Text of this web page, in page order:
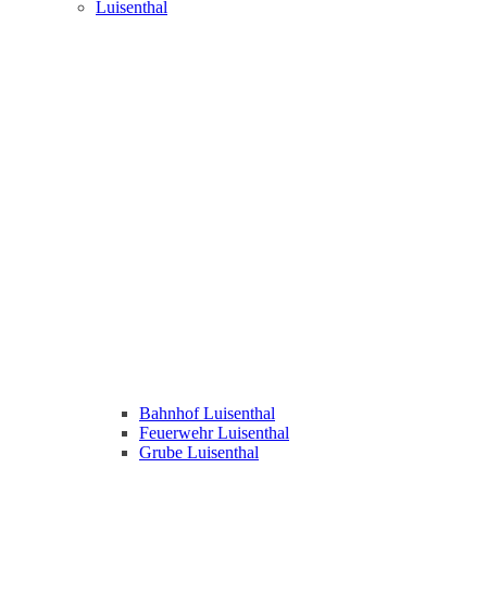
Luisenthal
Bahnhof Luisenthal
Feuerwehr Luisenthal
Grube Luisenthal